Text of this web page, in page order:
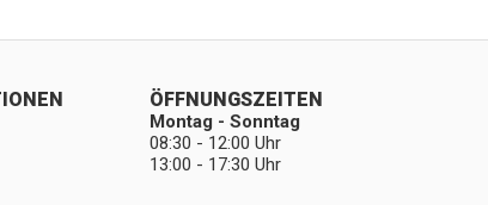
ÖFFNUNGSZEITEN
Montag - Sonntag
08:30 - 12:00 Uhr
13:00 - 17:30 Uhr